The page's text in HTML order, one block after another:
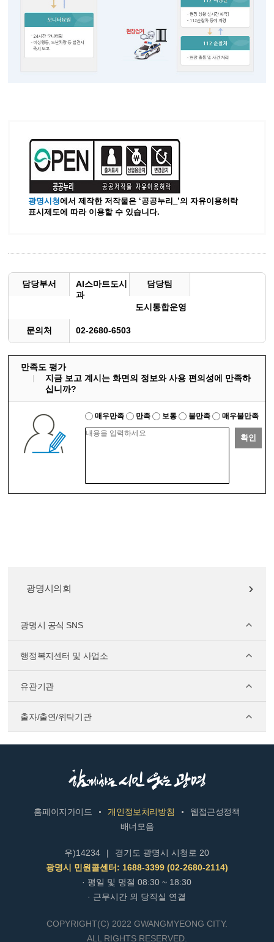
광명시청에서 제작한 저작물은 ‘공공누리_’의 자유이용허락
표시제도에 따라 이용할 수 있습니다.
담당부서
AI스마트도시
과
담당팀
도시통합운영
문의처 02-2680-6503
만족도 평가
지금 보고 계시는 화면의 정보와 사용 편의성에 만족하
십니까?
매우만족 만족 보통 불만족 매우불만족
확인
광명시의회
광명시 공식 SNS
행정복지센터 및 사업소
유관기관
출자/출연/위탁기관
홈페이지가이드 개인정보처리방침
웹접근성정책
배너모음
우)14234 |
경기도 광명시 시청로 20
광명시 민원콜센터: 1688-3399 (02-2680-2114)
· 평일 및 명절 08:30 ~ 18:30
· 근무시간 외 당직실 연결
COPYRIGHT(C) 2022 GWANGMYEONG CITY.
ALL RIGHTS RESERVED.